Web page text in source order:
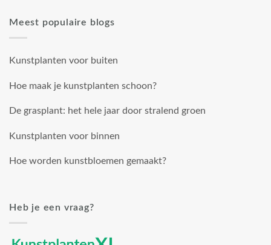
Meest populaire blogs
Kunstplanten voor buiten
Hoe maak je kunstplanten schoon?
De grasplant: het hele jaar door stralend groen
Kunstplanten voor binnen
Hoe worden kunstbloemen gemaakt?
Heb je een vraag?